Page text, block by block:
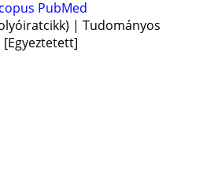
PubMed
| Tudományos
[Egyeztetett]